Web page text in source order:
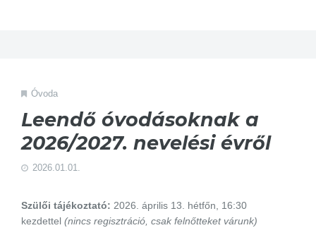
Óvoda
Leendő óvodásoknak a
2026/2027. nevelési évről
2026.01.01.
Szülői tájékoztató: 2026. április 13. hétfőn, 16:30
kezdettel (nincs regisztráció, csak felnőtteket várunk)